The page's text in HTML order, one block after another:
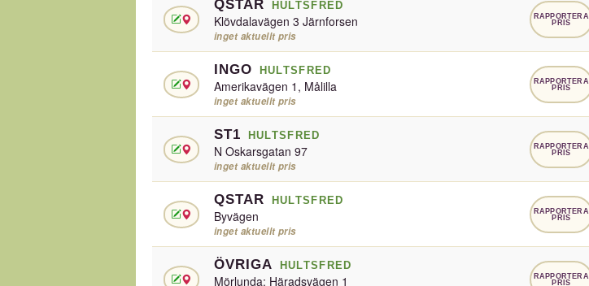
QSTAR HULTSFRED
Klövdalavägen 3 Järnforsen
inget aktuellt pris
RAPPORTERA
PRIS
INGO HULTSFRED
Amerikavägen 1, Målilla
inget aktuellt pris
RAPPORTERA
PRIS
ST1 HULTSFRED
N Oskarsgatan 97
inget aktuellt pris
RAPPORTERA
PRIS
QSTAR HULTSFRED
Byvägen
inget aktuellt pris
RAPPORTERA
PRIS
ÖVRIGA HULTSFRED
Mörlunda: Häradsvägen 1
RAPPORTERA
PRIS